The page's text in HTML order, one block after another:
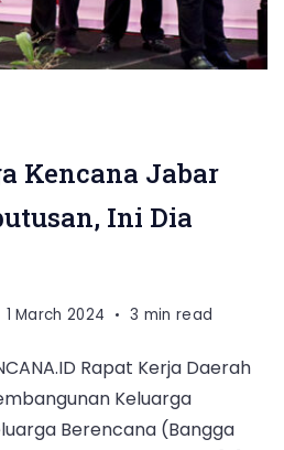
Kencana Jabar
Ini Dia
1 March 2024 3 min read
Rapat Kerja Daerah
Keluarga
Berencana (Bangga